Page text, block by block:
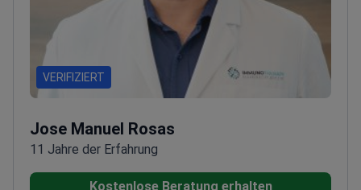
VERIFIZIERT
Jose Manuel Rosas
11 Jahre der Erfahrung
Kostenlose Beratung erhalten